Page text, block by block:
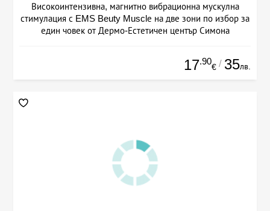
Високоинтензивна, магнитно вибрационна мускулна
стимулация с EMS Beuty Musclе на две зони по избор за
един човек от Дермо-Естетичен център Симона
17.90
€ / 35лв.